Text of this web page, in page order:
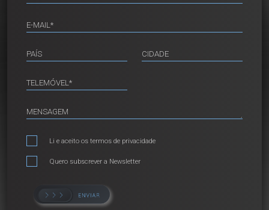
Li e aceito os termos de privacidade
Quero subscrever a Newsletter